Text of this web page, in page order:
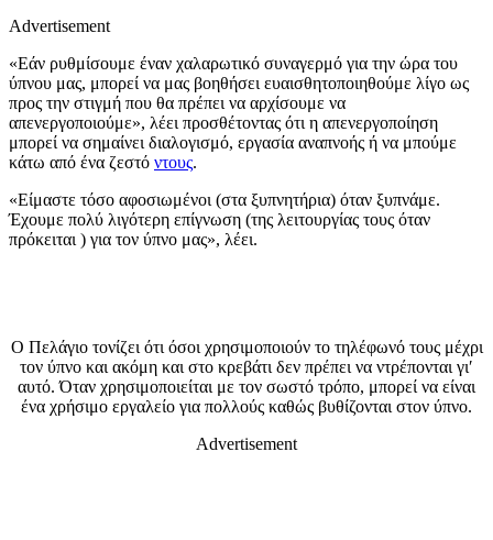
Advertisement
«Εάν ρυθμίσουμε έναν χαλαρωτικό συναγερμό για την ώρα του
ύπνου μας, μπορεί να μας βοηθήσει ευαισθητοποιηθούμε λίγο ως
προς την στιγμή που θα πρέπει να αρχίσουμε να
απενεργοποιούμε», λέει προσθέτοντας ότι η απενεργοποίηση
μπορεί να σημαίνει διαλογισμό, εργασία αναπνοής ή να μπούμε
κάτω από ένα ζεστό ντους.
«Είμαστε τόσο αφοσιωμένοι (στα ξυπνητήρια) όταν ξυπνάμε.
Έχουμε πολύ λιγότερη επίγνωση (της λειτουργίας τους όταν
πρόκειται ) για τον ύπνο μας», λέει.
Ο Πελάγιο τονίζει ότι όσοι χρησιμοποιούν το τηλέφωνό τους μέχρι
τον ύπνο και ακόμη και στο κρεβάτι δεν πρέπει να ντρέπονται γι′
αυτό. Όταν χρησιμοποιείται με τον σωστό τρόπο, μπορεί να είναι
ένα χρήσιμο εργαλείο για πολλούς καθώς βυθίζονται στον ύπνο.
Advertisement